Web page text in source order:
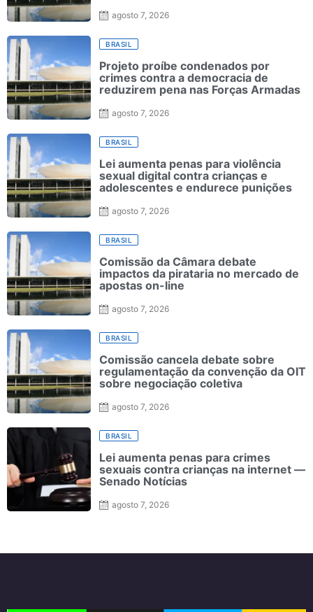
agosto 7, 2026
BRASIL
Projeto proíbe condenados por
crimes contra a democracia de
reduzirem pena nas Forças Armadas
agosto 7, 2026
BRASIL
Lei aumenta penas para violência
sexual digital contra crianças e
adolescentes e endurece punições
agosto 7, 2026
BRASIL
Comissão da Câmara debate
impactos da pirataria no mercado de
apostas on-line
agosto 7, 2026
BRASIL
Comissão cancela debate sobre
regulamentação da convenção da OIT
sobre negociação coletiva
agosto 7, 2026
BRASIL
Lei aumenta penas para crimes
sexuais contra crianças na internet —
Senado Notícias
agosto 7, 2026